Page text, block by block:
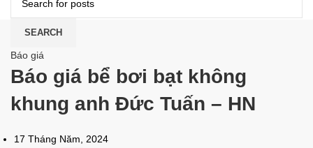
SEARCH
Báo giá
Báo giá bể bơi bạt không
khung anh Đức Tuấn – HN
17 Tháng Năm, 2024